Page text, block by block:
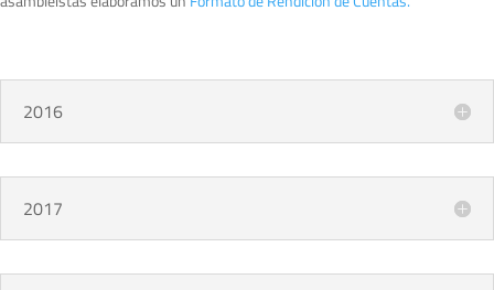
2016
2017